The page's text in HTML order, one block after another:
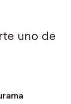
uno de